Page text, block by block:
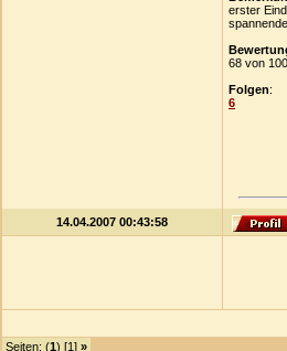
erster
68 von 100
Folgen:
6
14.04.2007 00:43:58
Seiten: (1) [1] »